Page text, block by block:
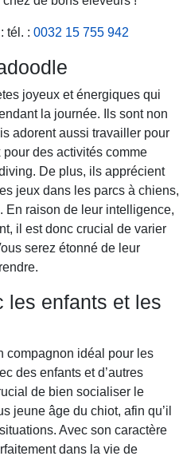
tél. : 0032 15 755 942
joyeux et énergiques qui
la journée. Ils sont non
adorent aussi travailler pour
pour des activités comme
De plus, ils apprécient
jeux dans les parcs à chiens,
En raison de leur intelligence,
il est donc crucial de varier
serez étonné de leur
les enfants et les
compagnon idéal pour les
des enfants et d’autres
de bien socialiser le
jeune âge du chiot, afin qu’il
Avec son caractère
dans la vie de